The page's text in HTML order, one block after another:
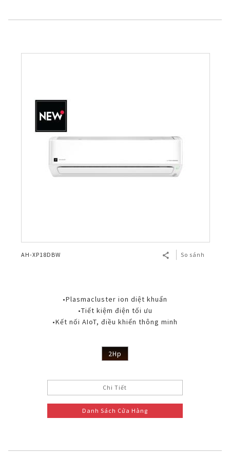
AH-XP18DBW So sánh
•Plasmacluster ion diệt khuẩn
•Tiết kiệm điện tối ưu
•Kết nối AIoT, điều khiển thông minh
2Hp
Chi Tiết
Danh Sách Cửa Hàng